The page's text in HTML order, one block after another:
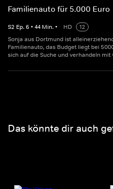
Familienauto für 5.000 Euro
S2 Ep.6 • 44 Min. • HD
12
Sonja aus Dortmund ist
Familienauto, das Budget liegt bei
sich auf die Suche und verhandeln mit
Das könnte dir auch